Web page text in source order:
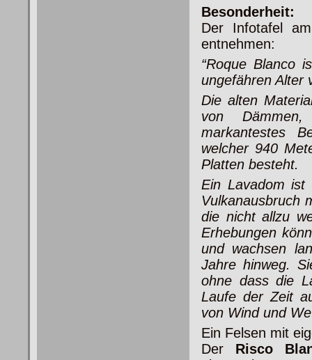
Besonderheit:
Der Infotafel
entnehmen:
“Roque Blanco
ungefähren Alter
Die alten
von
markantestes
welcher 940
Platten besteht.
Ein Lavadom
Vulkanausbruch
die nicht allzu
Erhebungen
und wachsen
Jahre hinweg.
ohne dass die
Laufe der Zeit
von Wind und
Ein Felsen mit
Der Risco